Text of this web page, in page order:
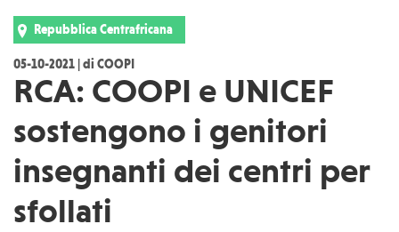
Repubblica Centrafricana
05-10-2021 | di COOPI
RCA: COOPI e UNICEF
sostengono i genitori
insegnanti dei centri per
sfollati